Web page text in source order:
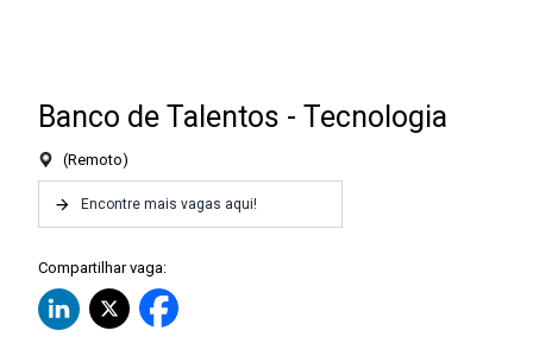
Banco de Talentos - Tecnologia
(Remoto)
Encontre mais vagas aqui!
Compartilhar vaga: